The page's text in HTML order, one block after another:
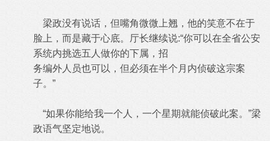
梁政没有说话，但嘴角微微上翘，他的笑意不在于
脸上，而是藏于心底。厅长继续说:“你可以在全省公安
系统内挑选五人做你的下属，招
务编外人员也可以，但必须在半个月内侦破这宗案
子。”
“如果你能给我一个人，一个星期就能侦破此案。”梁
政语气坚定地说。